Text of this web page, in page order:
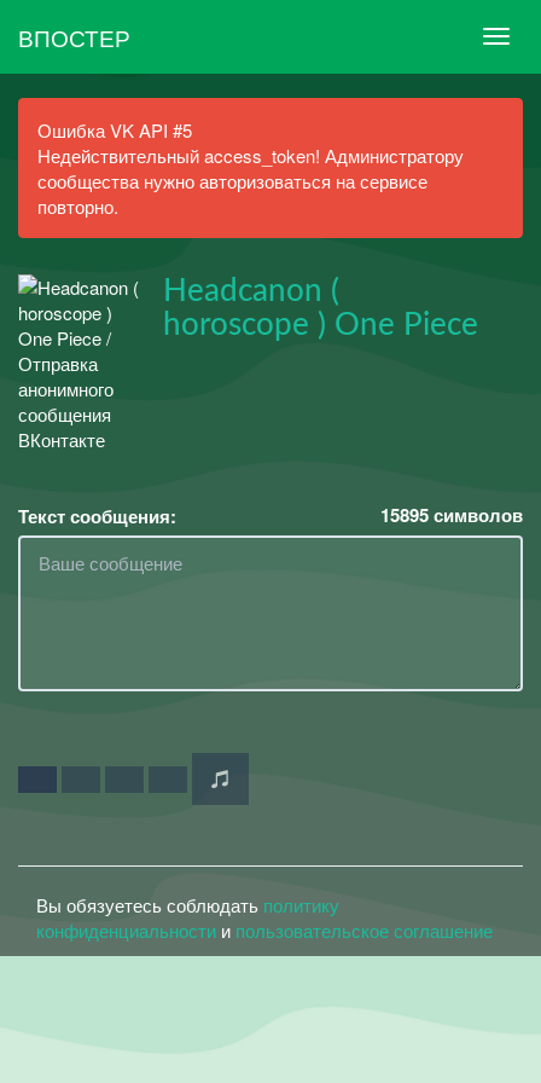
ВПОСТЕР
Ошибка VK API #5
Недействительный access_token! Администратору
сообщества нужно авторизоваться на сервисе
повторно.
Headcanon (
horoscope ) One Piece
Текст сообщения: 15895символов
Вы обязуетесь соблюдать политику
конфиденциальности и пользовательское соглашение